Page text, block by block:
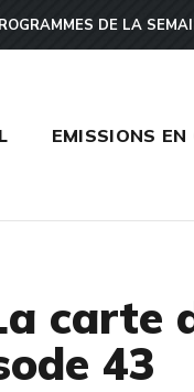
DE LA
EMISSIONS EN
carte
43